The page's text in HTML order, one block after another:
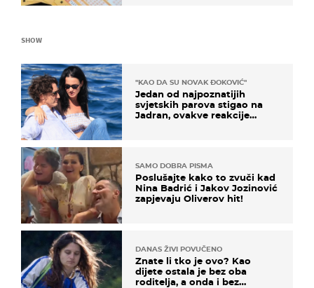
SHOW
"KAO DA SU NOVAK ĐOKOVIĆ"
Jedan od najpoznatijih
svjetskih parova stigao na
Jadran, ovakve reakcije
SAMO DOBRA PISMA
Poslušajte kako to zvuči kad
Nina Badrić i Jakov Jozinović
zapjevaju Oliverov hit!
DANAS ŽIVI POVUČENO
Znate li tko je ovo? Kao
dijete ostala je bez oba
roditelja, a onda i bez